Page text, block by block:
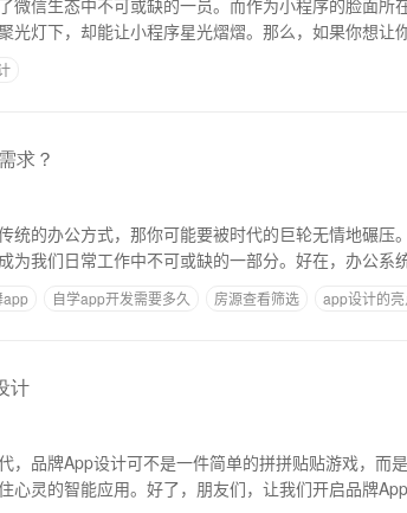
微信生态中不可或缺的一员。而作为小程序的脸面所
光灯下，却能让小程序星光熠熠。那么，如果你想让
求？
统的办公方式，那你可能要被时代的巨轮无情地碾压
为我们日常工作中不可或缺的一部分。好在，办公系
app 自学app开发需要多久 房源查看筛选 app设计的
计
，品牌App设计可不是一件简单的拼拼贴贴游戏，而
心灵的智能应用。好了，朋友们，让我们开启品牌